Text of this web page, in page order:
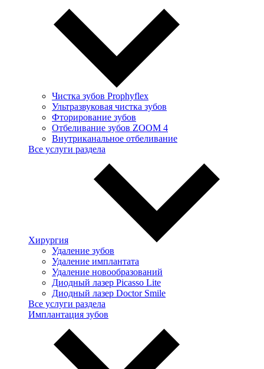
Чистка зубов Prophyflex
Ультразвуковая чистка зубов
Фторирование зубов
Отбеливание зубов ZOOM 4
Внутриканальное отбеливание
Все услуги раздела
Хирургия
Удаление зубов
Удаление имплантата
Удаление новообразований
Диодный лазер Picasso Lite
Диодный лазер Doctor Smile
Все услуги раздела
Имплантация зубов